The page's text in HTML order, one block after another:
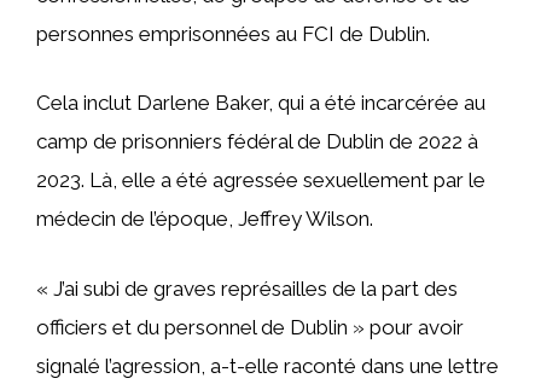
personnes emprisonnées au FCI de Dublin.
Cela inclut Darlene Baker, qui a été incarcérée au
camp de prisonniers fédéral de Dublin de 2022 à
2023. Là, elle a été agressée sexuellement par le
médecin de l’époque, Jeffrey Wilson.
« J’ai subi de graves représailles de la part des
officiers et du personnel de Dublin » pour avoir
signalé l’agression, a-t-elle raconté dans une lettre